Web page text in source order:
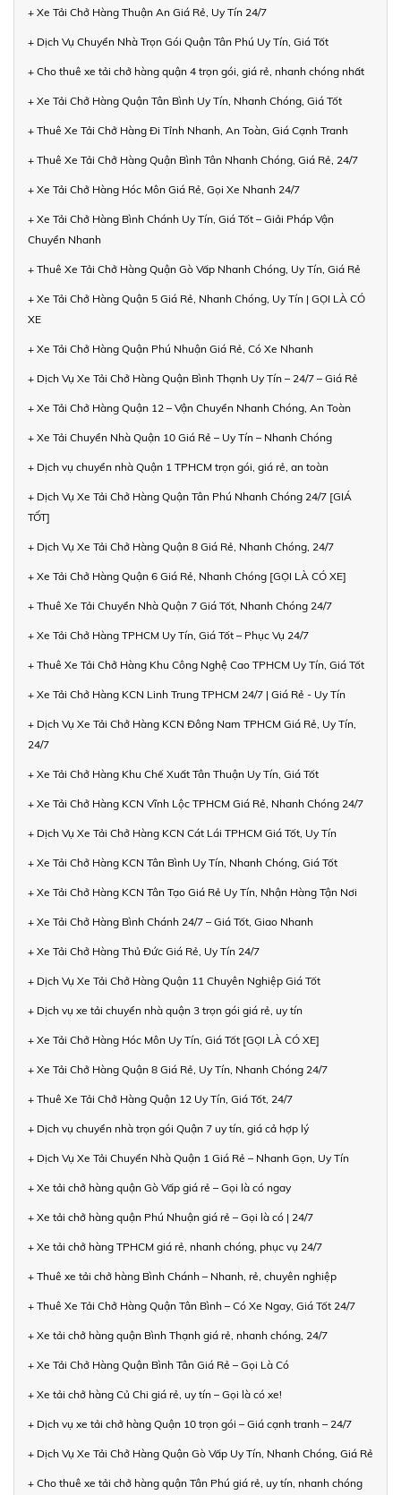
+ Xe Tải Chở Hàng Thuận An Giá Rẻ, Uy Tín 24/7
+ Dịch Vụ Chuyển Nhà Trọn Gói Quận Tân Phú Uy Tín, Giá Tốt
+ Cho thuê xe tải chở hàng quận 4 trọn gói, giá rẻ, nhanh chóng nhất
+ Xe Tải Chở Hàng Quận Tân Bình Uy Tín, Nhanh Chóng, Giá Tốt
+ Thuê Xe Tải Chở Hàng Đi Tỉnh Nhanh, An Toàn, Giá Cạnh Tranh
+ Thuê Xe Tải Chở Hàng Quận Bình Tân Nhanh Chóng, Giá Rẻ, 24/7
+ Xe Tải Chở Hàng Hóc Môn Giá Rẻ, Gọi Xe Nhanh 24/7
+ Xe Tải Chở Hàng Bình Chánh Uy Tín, Giá Tốt – Giải Pháp Vận
Chuyển Nhanh
+ Thuê Xe Tải Chở Hàng Quận Gò Vấp Nhanh Chóng, Uy Tín, Giá Rẻ
+ Xe Tải Chở Hàng Quận 5 Giá Rẻ, Nhanh Chóng, Uy Tín | GỌI LÀ CÓ
XE
+ Xe Tải Chở Hàng Quận Phú Nhuận Giá Rẻ, Có Xe Nhanh
+ Dịch Vụ Xe Tải Chở Hàng Quận Bình Thạnh Uy Tín – 24/7 – Giá Rẻ
+ Xe Tải Chở Hàng Quận 12 – Vận Chuyển Nhanh Chóng, An Toàn
+ Xe Tải Chuyển Nhà Quận 10 Giá Rẻ – Uy Tín – Nhanh Chóng
+ Dịch vụ chuyển nhà Quận 1 TPHCM trọn gói, giá rẻ, an toàn
+ Dịch Vụ Xe Tải Chở Hàng Quận Tân Phú Nhanh Chóng 24/7 [GIÁ
TỐT]
+ Dịch Vụ Xe Tải Chở Hàng Quận 8 Giá Rẻ, Nhanh Chóng, 24/7
+ Xe Tải Chở Hàng Quận 6 Giá Rẻ, Nhanh Chóng [GỌI LÀ CÓ XE]
+ Thuê Xe Tải Chuyển Nhà Quận 7 Giá Tốt, Nhanh Chóng 24/7
+ Xe Tải Chở Hàng TPHCM Uy Tín, Giá Tốt – Phục Vụ 24/7
+ Thuê Xe Tải Chở Hàng Khu Công Nghệ Cao TPHCM Uy Tín, Giá Tốt
+ Xe Tải Chở Hàng KCN Linh Trung TPHCM 24/7 | Giá Rẻ - Uy Tín
+ Dịch Vụ Xe Tải Chở Hàng KCN Đông Nam TPHCM Giá Rẻ, Uy Tín,
24/7
+ Xe Tải Chở Hàng Khu Chế Xuất Tân Thuận Uy Tín, Giá Tốt
+ Xe Tải Chở Hàng KCN Vĩnh Lộc TPHCM Giá Rẻ, Nhanh Chóng 24/7
+ Dịch Vụ Xe Tải Chở Hàng KCN Cát Lái TPHCM Giá Tốt, Uy Tín
+ Xe Tải Chở Hàng KCN Tân Bình Uy Tín, Nhanh Chóng, Giá Tốt
+ Xe Tải Chở Hàng KCN Tân Tạo Giá Rẻ Uy Tín, Nhận Hàng Tận Nơi
+ Xe Tải Chở Hàng Bình Chánh 24/7 – Giá Tốt, Giao Nhanh
+ Xe Tải Chở Hàng Thủ Đức Giá Rẻ, Uy Tín 24/7
+ Dịch Vụ Xe Tải Chở Hàng Quận 11 Chuyên Nghiệp Giá Tốt
+ Dịch vụ xe tải chuyển nhà quận 3 trọn gói giá rẻ, uy tín
+ Xe Tải Chở Hàng Hóc Môn Uy Tín, Giá Tốt [GỌI LÀ CÓ XE]
+ Xe Tải Chở Hàng Quận 8 Giá Rẻ, Uy Tín, Nhanh Chóng 24/7
+ Thuê Xe Tải Chở Hàng Quận 12 Uy Tín, Giá Tốt, 24/7
+ Dịch vụ chuyển nhà trọn gói Quận 7 uy tín, giá cả hợp lý
+ Dịch Vụ Xe Tải Chuyển Nhà Quận 1 Giá Rẻ – Nhanh Gọn, Uy Tín
+ Xe tải chở hàng quận Gò Vấp giá rẻ – Gọi là có ngay
+ Xe tải chở hàng quận Phú Nhuận giá rẻ – Gọi là có | 24/7
+ Xe tải chở hàng TPHCM giá rẻ, nhanh chóng, phục vụ 24/7
+ Thuê xe tải chở hàng Bình Chánh – Nhanh, rẻ, chuyên nghiệp
+ Thuê Xe Tải Chở Hàng Quận Tân Bình – Có Xe Ngay, Giá Tốt 24/7
+ Xe tải chở hàng quận Bình Thạnh giá rẻ, nhanh chóng, 24/7
+ Xe Tải Chở Hàng Quận Bình Tân Giá Rẻ – Gọi Là Có
+ Xe tải chở hàng Củ Chi giá rẻ, uy tín – Gọi là có xe!
+ Dịch vụ xe tải chở hàng Quận 10 trọn gói – Giá cạnh tranh – 24/7
+ Dịch Vụ Xe Tải Chở Hàng Quận Gò Vấp Uy Tín, Nhanh Chóng, Giá Rẻ
+ Cho thuê xe tải chở hàng quận Tân Phú giá rẻ, uy tín, nhanh chóng